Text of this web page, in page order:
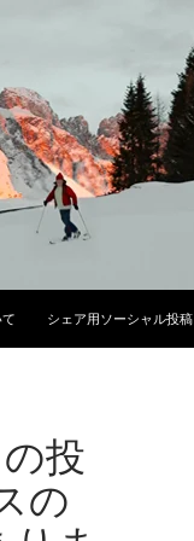
シェア用ソーシャル投稿
投
の